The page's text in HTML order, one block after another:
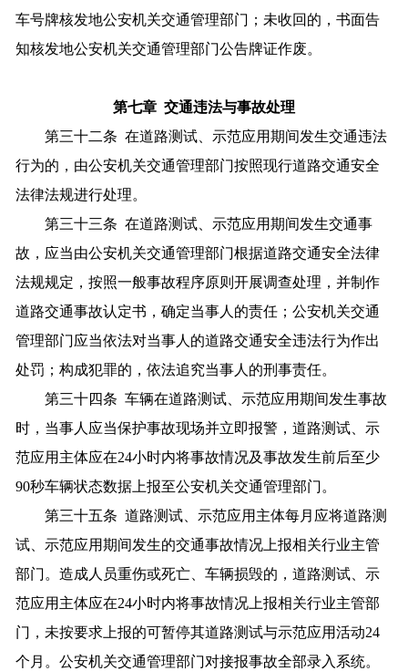
车号牌核发地公安机关交通管理部门；未收回的，书面告
知核发地公安机关交通管理部门公告牌证作废。
第七章 交通违法与事故处理
第三十二条 在道路测试、示范应用期间发生交通违法
行为的，由公安机关交通管理部门按照现行道路交通安全
法律法规进行处理。
第三十三条 在道路测试、示范应用期间发生交通事
故，应当由公安机关交通管理部门根据道路交通安全法律
法规规定，按照一般事故程序原则开展调查处理，并制作
道路交通事故认定书，确定当事人的责任；公安机关交通
管理部门应当依法对当事人的道路交通安全违法行为作出
处罚；构成犯罪的，依法追究当事人的刑事责任。
第三十四条 车辆在道路测试、示范应用期间发生事故
时，当事人应当保护事故现场并立即报警，道路测试、示
范应用主体应在24小时内将事故情况及事故发生前后至少
90秒车辆状态数据上报至公安机关交通管理部门。
第三十五条 道路测试、示范应用主体每月应将道路测
试、示范应用期间发生的交通事故情况上报相关行业主管
部门。造成人员重伤或死亡、车辆损毁的，道路测试、示
范应用主体应在24小时内将事故情况上报相关行业主管部
门，未按要求上报的可暂停其道路测试与示范应用活动24
个月。公安机关交通管理部门对接报事故全部录入系统。